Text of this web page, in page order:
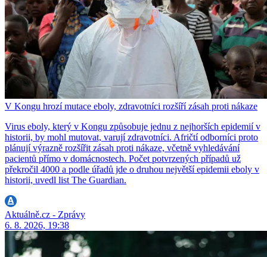
V Kongu hrozí mutace eboly, zdravotníci rozšíří zásah proti nákaze
Virus eboly, který v Kongu způsobuje jednu z nejhorších epidemií v
historii, by mohl mutovat, varují zdravotníci. Afričtí odborníci proto
plánují výrazně rozšířit zásah proti nákaze, včetně vyhledávání
pacientů přímo v domácnostech. Počet potvrzených případů už
překročil 4000 a podle úřadů jde o druhou největší epidemii eboly v
historii, uvedl list The Guardian.
Aktuálně.cz - Zprávy
6. 8. 2026, 19:38